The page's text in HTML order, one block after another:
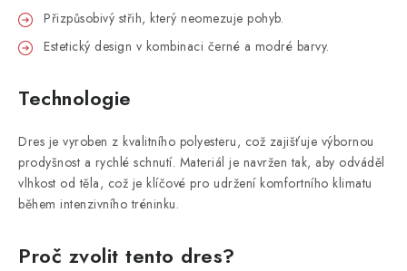
Přizpůsobivý střih, který neomezuje pohyb.
Estetický design v kombinaci černé a modré barvy.
Technologie
Dres je vyroben z kvalitního polyesteru, což zajišťuje výbornou
prodyšnost a rychlé schnutí. Materiál je navržen tak, aby odváděl
vlhkost od těla, což je klíčové pro udržení komfortního klimatu
během intenzivního tréninku.
Proč zvolit tento dres?